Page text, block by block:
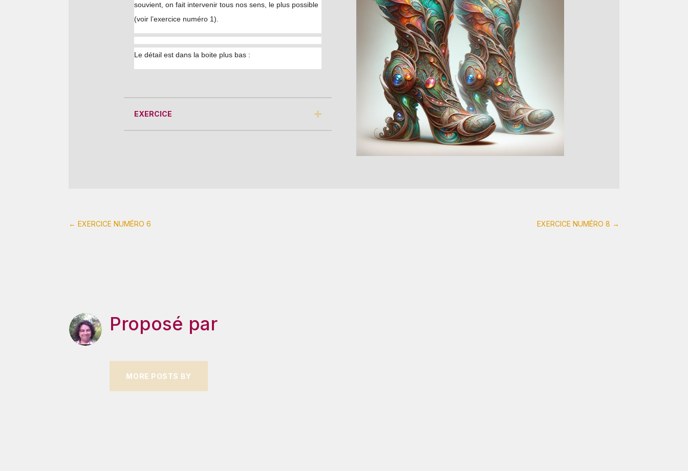
souvient, on fait intervenir tous nos sens, le plus possible
(voir l’exercice numéro 1).
Le détail est dans la boite plus bas :
EXERCICE
←EXERCICE NUMÉRO 6 EXERCICE NUMÉRO 8 →
Proposé par
MORE POSTS BY